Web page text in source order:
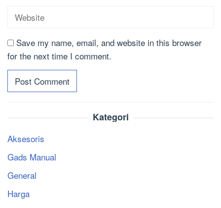
Save my name, email, and website in this browser
for the next time I comment.
Kategori
Aksesoris
Gads Manual
General
Harga